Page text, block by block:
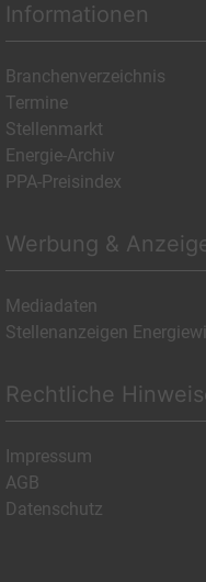
Informationen
Branchenverzeichnis
Termine
Stellenmarkt
Energie-Archiv
PPA-Preisindex
Werbung &
Mediadaten
Stellenanzeigen
Rechtliche
Impressum
AGB
Datenschutz